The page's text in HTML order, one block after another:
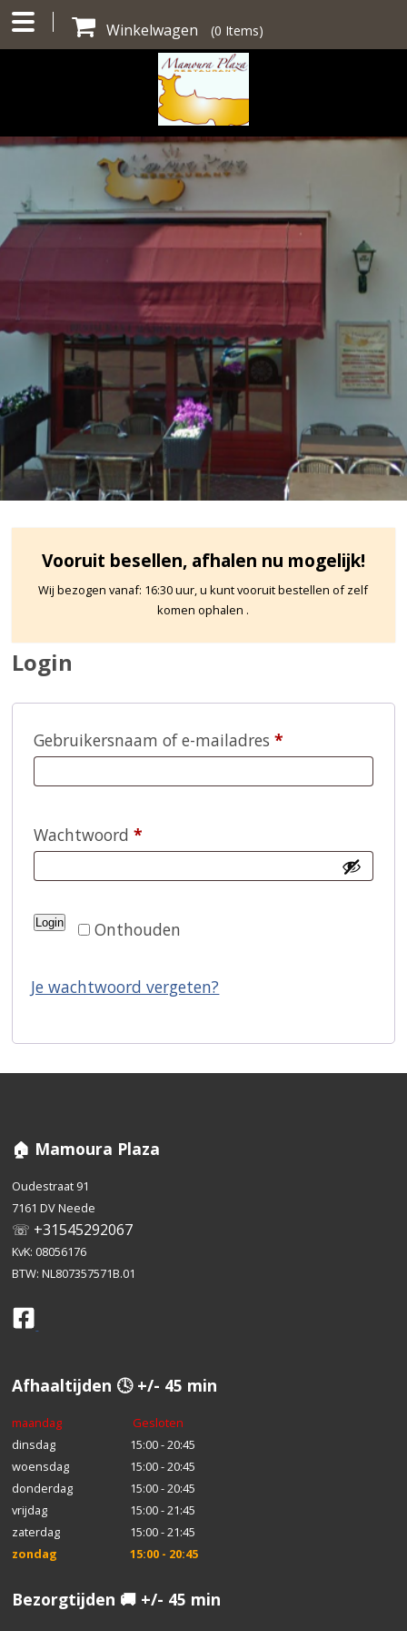
Winkelwagen (0 Items)
Vooruit besellen, afhalen nu mogelijk!
Wij bezogen vanaf: 16:30 uur, u kunt vooruit bestellen of zelf
komen ophalen .
Login
Gebruikersnaam of e-mailadres*
Wachtwoord*
Onthouden
Login
Je wachtwoord vergeten?
🏠 Mamoura Plaza
Oudestraat 91
7161 DV Neede
☏ +31545292067
KvK: 08056176
BTW: NL807357571B.01
Afhaaltijden 🕓 +/- 45 min
maandag
Gesloten
dinsdag
15:00 - 20:45
woensdag
15:00 - 20:45
donderdag
15:00 - 20:45
vrijdag
15:00 - 21:45
zaterdag
15:00 - 21:45
zondag
15:00 - 20:45
Bezorgtijden 🚚 +/- 45 min